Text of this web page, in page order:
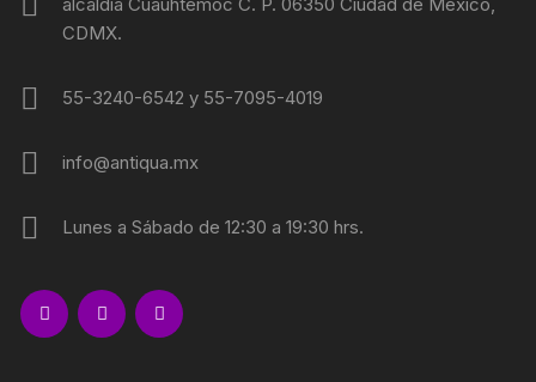
CDMX.
55-3240-6542 y 55-7095-4019
info@antiqua.mx
Lunes a Sábado de 12:30 a 19:30 hrs.